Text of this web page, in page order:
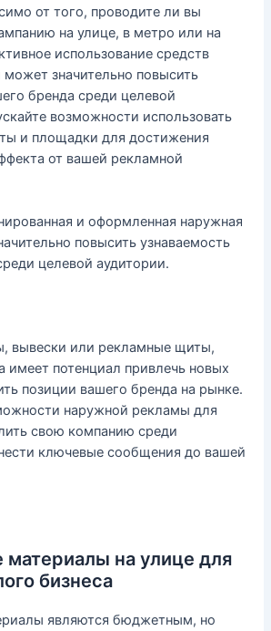
от того, проводите ли вы
на улице, в метро или на
использование средств
значительно повысить
бренда среди целевой
возможности использовать
и площадки для достижения
от вашей рекламной
и оформленная наружная
повысить узнаваемость
целевой аудитории.
вывески или рекламные щиты,
имеет потенциал привлечь новых
позиции вашего бренда на рынке.
наружной рекламы для
свою компанию среди
ключевые сообщения до вашей
материалы на улице для
бизнеса
являются бюджетным, но